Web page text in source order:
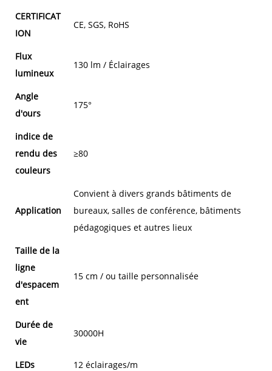
CERTIFICAT
ION
CE, SGS, RoHS
Flux
lumineux
130 lm / Éclairages
Angle
d'ours
175°
indice de
rendu des
couleurs
≥80
Application
Convient à divers grands bâtiments de
bureaux, salles de conférence, bâtiments
pédagogiques et autres lieux
Taille de la
ligne
d'espacem
ent
15 cm / ou taille personnalisée
Durée de
vie
30000H
LEDs 12 éclairages/m